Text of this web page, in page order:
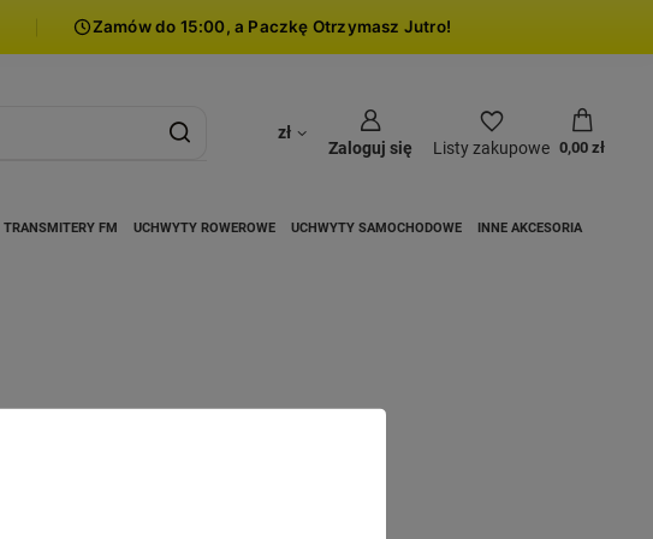
Zamów do 15:00, a Paczkę Otrzymasz Jutro!
zł
Zaloguj się
Listy zakupowe 0,00 zł
TRANSMITERY FM UCHWYTY ROWEROWE UCHWYTY SAMOCHODOWE INNE AKCESORIA